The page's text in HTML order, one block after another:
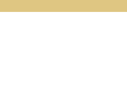
Gozney